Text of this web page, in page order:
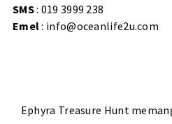
SMS: 019 3999 238
Emel: info@oceanlife2u.com
Ephyra Treasure Hunt